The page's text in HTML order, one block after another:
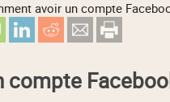
avoir un compte
compte